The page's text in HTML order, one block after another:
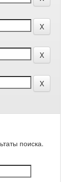
поиска.